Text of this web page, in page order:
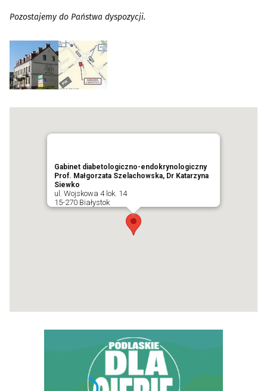
Pozostajemy do Państwa dyspozycji.
Gabinet diabetologiczno-endokrynologiczny
Prof. Małgorzata Szelachowska, Dr Katarzyna
Siewko
ul. Wojskowa 4 lok. 14
15-270 Białystok